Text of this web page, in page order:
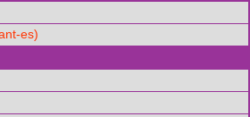
es)